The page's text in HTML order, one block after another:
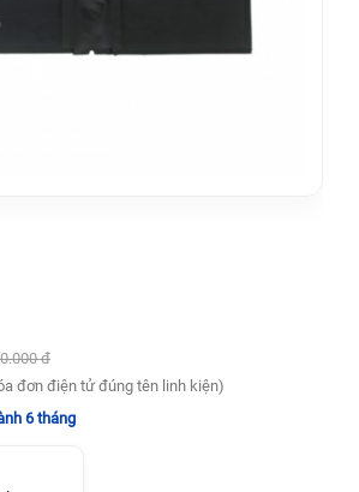
đ
đơn điện tử đúng tên linh kiện)
6 tháng